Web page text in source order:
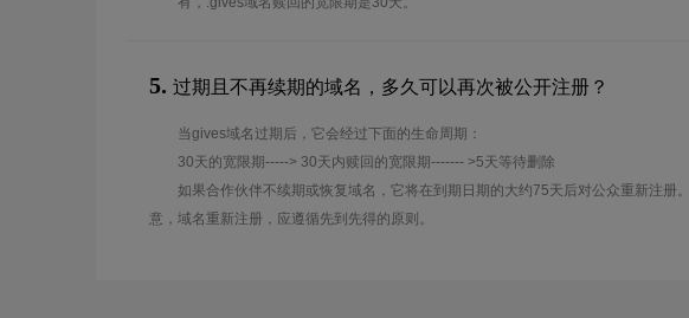
5. 过期且不再续期的域名，多久可以再次被公开注册？
当gives域名过期后，它会经过下面的生命周期：
30天的宽限期-----> 30天内赎回的宽限期------- >5天等待删除
如果合作伙伴不续期或恢复域名，它将在到期日期的大约75天后对公众重新注册
意，域名重新注册，应遵循先到先得的原则。